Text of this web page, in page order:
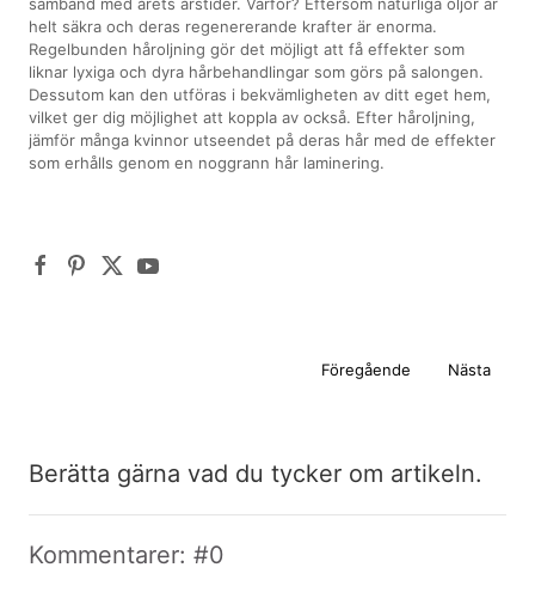
helt säkra och deras regenererande krafter är enorma.
Regelbunden håroljning gör det möjligt att få effekter som
liknar lyxiga och dyra hårbehandlingar som görs på salongen.
Dessutom kan den utföras i bekvämligheten av ditt eget hem,
vilket ger dig möjlighet att koppla av också. Efter håroljning,
jämför många kvinnor utseendet på deras hår med de effekter
som erhålls genom en noggrann hår laminering.
Föregående Nästa
Berätta gärna vad du tycker om artikeln.
Kommentarer: #0